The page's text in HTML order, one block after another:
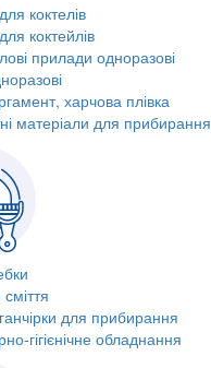
коктелів
коктейлів
прилади одноразові
харчова плівка
матеріали для прибирання
для прибирання
гігієнічне обладнання